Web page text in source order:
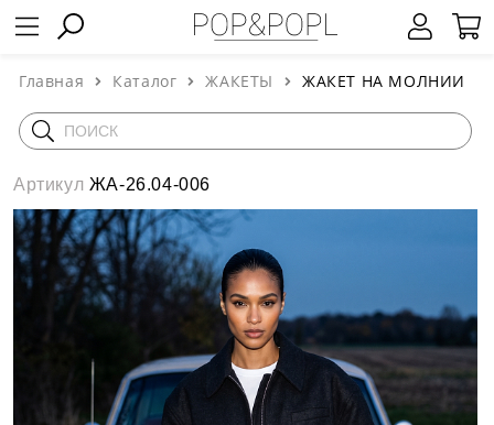
Главная Каталог ЖАКЕТЫ ЖАКЕТ НА МОЛНИИ
Артикул ЖА-26.04-006